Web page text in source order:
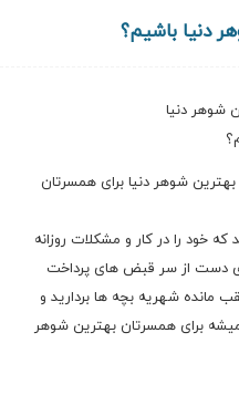
دنیا باشیم؟
شوهر دنیا برای همسرتان
خود را در کار و مشکلات روزانه
دست از سر قبض های پرداخت
شهریه بچه ها بردارید و
، مثل همیشه برای همسرتان بهترین شوهر